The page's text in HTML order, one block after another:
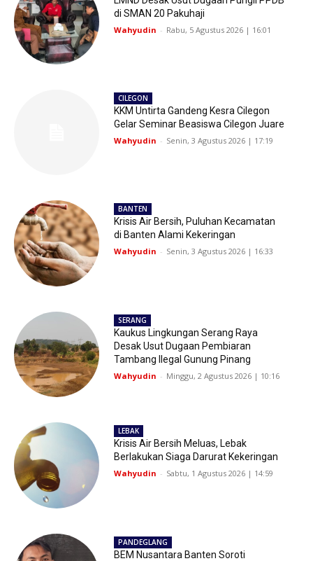
di SMAN 20 Pakuhaji
Wahyudin - Rabu, 5 Agustus 2026 | 16:01
CILEGON
KKM Untirta Gandeng Kesra Cilegon
Gelar Seminar Beasiswa Cilegon Juare
Wahyudin - Senin, 3 Agustus 2026 | 17:19
BANTEN
Krisis Air Bersih, Puluhan Kecamatan
di Banten Alami Kekeringan
Wahyudin - Senin, 3 Agustus 2026 | 16:33
SERANG
Kaukus Lingkungan Serang Raya
Desak Usut Dugaan Pembiaran
Tambang Ilegal Gunung Pinang
Wahyudin - Minggu, 2 Agustus 2026 | 10:16
LEBAK
Krisis Air Bersih Meluas, Lebak
Berlakukan Siaga Darurat Kekeringan
Wahyudin - Sabtu, 1 Agustus 2026 | 14:59
PANDEGLANG
BEM Nusantara Banten Soroti